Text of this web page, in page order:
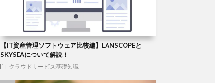
【IT資産管理ソフトウェア比較編】LANSCOPEと
SKYSEAについて解説！
クラウドサービス基礎知識